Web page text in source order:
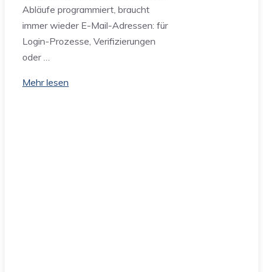
Abläufe programmiert, braucht
immer wieder E-Mail-Adressen: für
Login-Prozesse, Verifizierungen
oder …
Mehr lesen